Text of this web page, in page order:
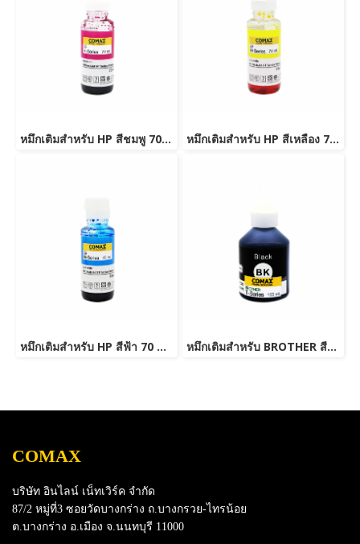
หมึกเติมสำหรับ HP สีชมพู 70 ml. โคแมกซ์ หมึกเติมสำหรับ HP สีเหลือง 70 ml. โคแมกซ์
หมึกเติมสำหรับ HP สีฟ้า 70 ml. โคแมกซ์ หมึกเติมสำหรับ BROTHER สีดำ 100 ml. โคแมกซ์
COMAX
บริษัท อินไลน์ เน็ทเวิร์ค จำกัด
87/2 หมู่ที่3 ซอยวัดบางกร่าง ถ.บางกรวย-ไทรน้อย
ต.บางกร่าง อ.เมือง จ.นนทบุรี 11000